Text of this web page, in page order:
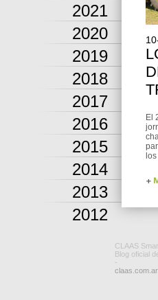
2021
2020
2019
2018
2017
2016
2015
2014
2013
2012
El
CLAAS
Blog oficial
-
claas.com.ar